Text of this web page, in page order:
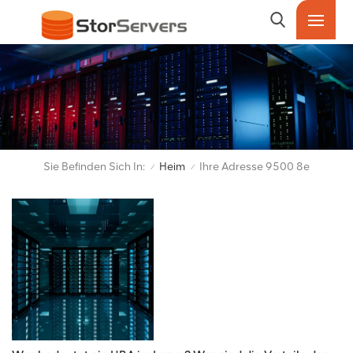
Sie Befinden Sich In: / Heim / Ihre Adresse 9500 8e